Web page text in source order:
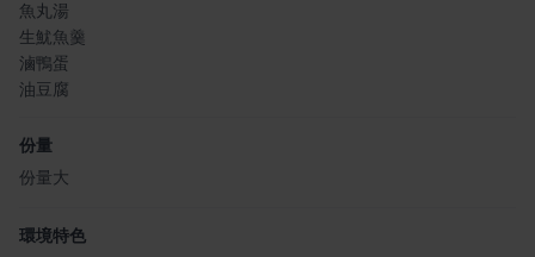
魚丸湯
生魷魚羹
滷鴨蛋
油豆腐
份量
份量大
環境特色